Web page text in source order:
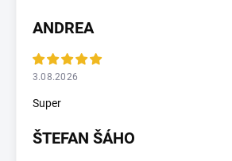
ANDREA
3.08.2026
Super
ŠTEFAN ŠÁHO